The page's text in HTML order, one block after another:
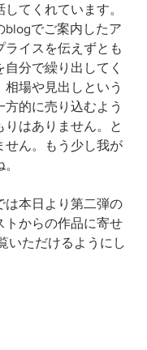
てくれています。
blogでご案内したア
ライスを伝えずとも
分で繰り出してく
相場や見出しという
方的に売り込むよう
りはありません。と
せん。もう少し我が
は本日より第二弾の
トからの作品に寄せ
いただけるようにし